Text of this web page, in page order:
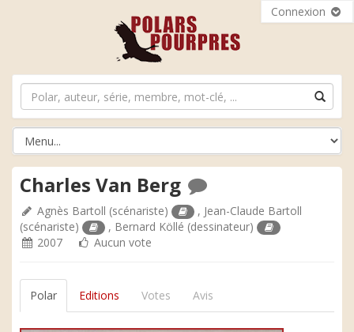
Connexion
Charles Van Berg
Agnès Bartoll (scénariste) , Jean-Claude Bartoll
(scénariste)
, Bernard Köllé (dessinateur)
2007
Aucun vote
Polar Editions Votes Avis